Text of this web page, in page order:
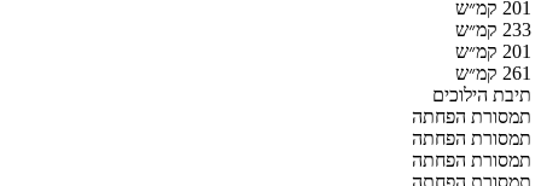
201 קמ״ש
233 קמ״ש
201 קמ״ש
261 קמ״ש
תיבת הילוכים
תמסורת הפחתה
תמסורת הפחתה
תמסורת הפחתה
תמסורת הפחתה